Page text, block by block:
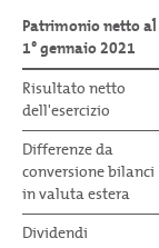
Patrimonio netto al
1° gennaio 2021
Risultato netto
dell'esercizio
Differenze da
conversione bilanci
in valuta estera
Dividendi
Patrimonio netto al
1° gennaio 2021
Risultato netto
dell'esercizio
Differenze da
conversione bilanci
in valuta estera
Dividendi